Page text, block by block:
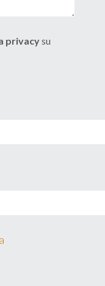
privacysu